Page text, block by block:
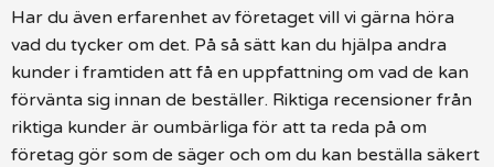
Har du även erfarenhet av företaget vill vi gärna höra
vad du tycker om det. På så sätt kan du hjälpa andra
kunder i framtiden att få en uppfattning om vad de kan
förvänta sig innan de beställer. Riktiga recensioner från
riktiga kunder är oumbärliga för att ta reda på om
företag gör som de säger och om du kan beställa säkert